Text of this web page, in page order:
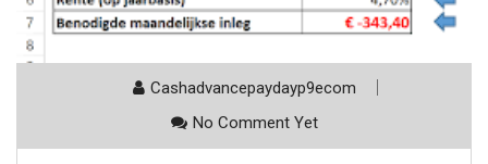
Cashadvancepaydayp9ecom
No Comment Yet